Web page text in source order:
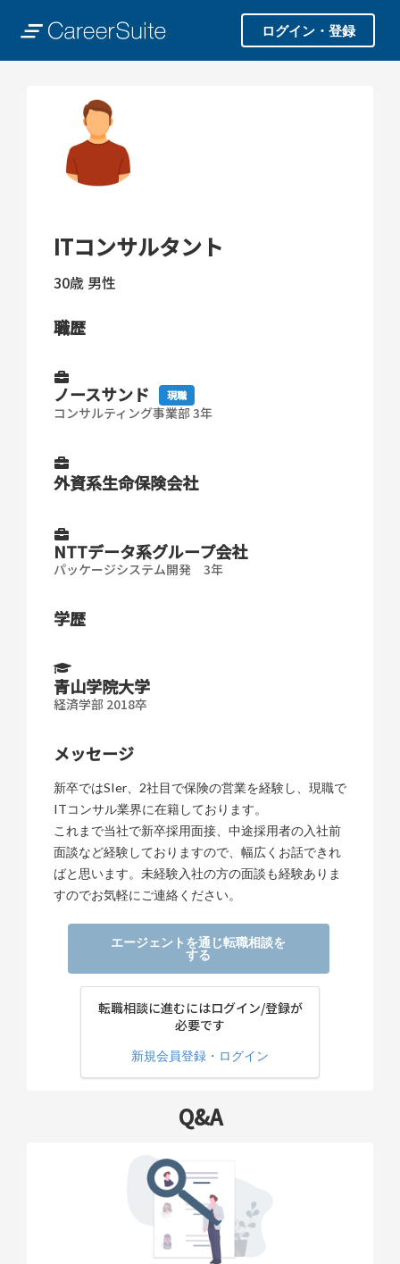
ログイン・登録
ITコンサルタント
30歳 男性
職歴
ノースサンド 現職
コンサルティング事業部 3年
外資系生命保険会社
NTTデータ系グループ会社
パッケージシステム開発 3年
学歴
青山学院大学
経済学部 2018卒
メッセージ
新卒ではSIer、2社目で保険の営業を経験し、現職で
ITコンサル業界に在籍しております。
これまで当社で新卒採用面接、中途採用者の入社前
面談など経験しておりますので、幅広くお話できれ
ばと思います。未経験入社の方の面談も経験ありま
すのでお気軽にご連絡ください。
エージェントを通じ転職相談を
する
転職相談に進むにはログイン/登録が
必要です
新規会員登録・ログイン
Q&A